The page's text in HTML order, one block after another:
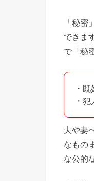
「秘
できま
で「秘
・
・
夫や妻
なもの
な公的